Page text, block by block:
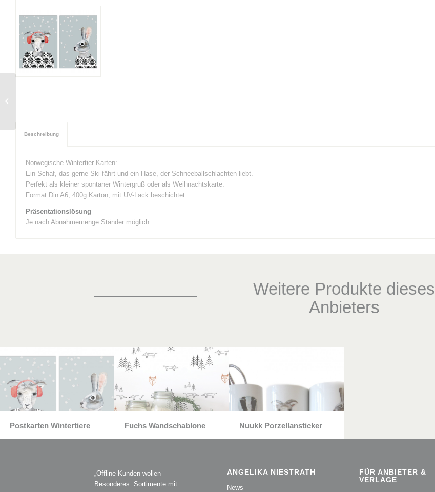
Beschreibung
Norwegische Wintertier-Karten:
Ein Schaf, das gerne Ski fährt und ein Hase, der Schneeballschlachten liebt.
Perfekt als kleiner spontaner Wintergruß oder als Weihnachtskarte.
Format Din A6, 400g Karton, mit UV-Lack beschichtet
Präsentationslösung
Je nach Abnahmemenge Ständer möglich.
Weitere Produkte dieses
Anbieters
Postkarten Wintertiere Fuchs Wandschablone Nuukk Porzellansticker
„Offline-Kunden wollen
Besonderes: Sortimente mit
ANGELIKA NIESTRATH
News
FÜR ANBIETER &
VERLAGE